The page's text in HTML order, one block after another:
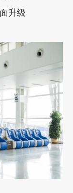
升级